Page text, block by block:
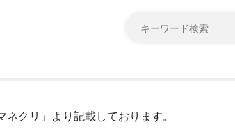
キーワード検索
クリ」より記載しております。